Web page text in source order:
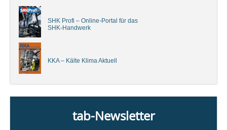
SHK Profi – Online-Portal für das
SHK-Handwerk
KKA – Kälte Klima Aktuell
tab-Newsletter